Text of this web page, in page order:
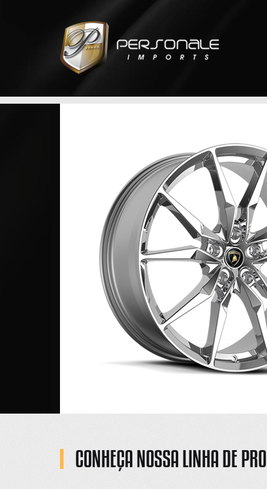
CONHEÇA NOSSA LINHA DE